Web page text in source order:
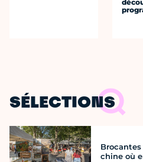
SÉLECTIONS
chine où